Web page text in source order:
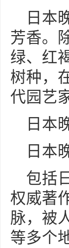
日本
芳香。
绿、红
树种，
代园艺
日本
日本
包括
权威著
脉，被
等多个